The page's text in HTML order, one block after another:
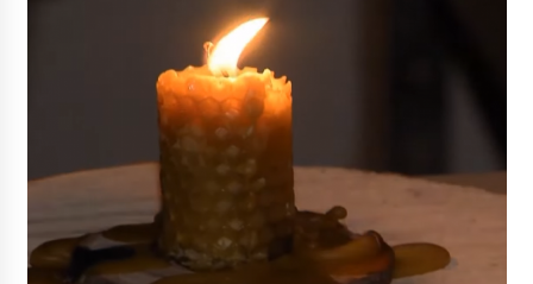
У центрі Києва екскаватор натрапив на
надгробок могили генерала
6 років ago